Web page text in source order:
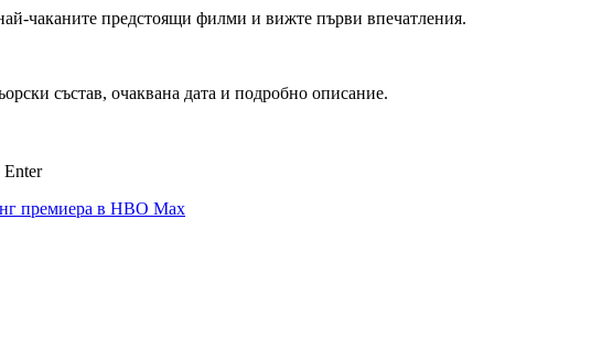
чаканите предстоящи филми и вижте първи впечатления.
състав, очаквана дата и подробно описание.
Enter
премиера в HBO Max